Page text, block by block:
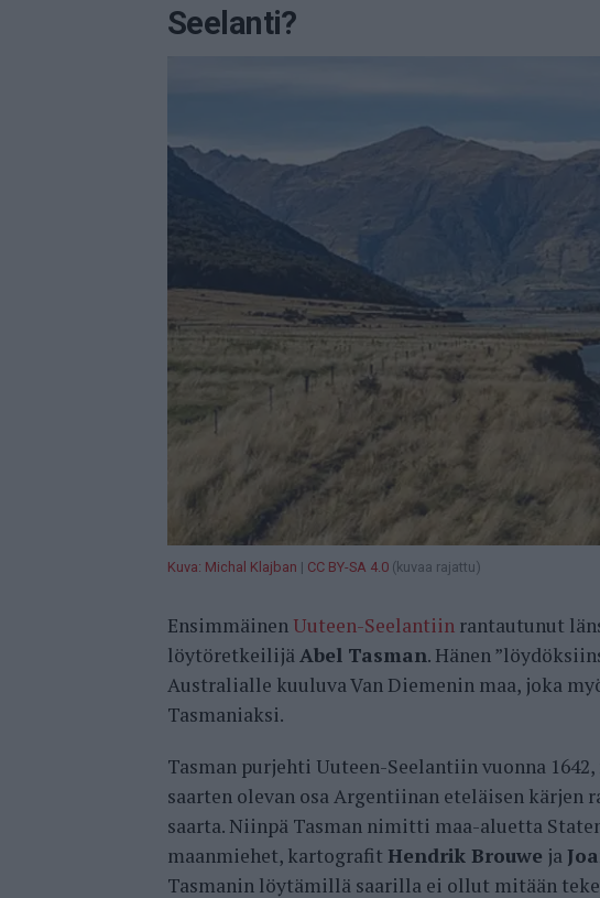
Seelanti?
Kuva: Michal Klajban | CC BY-SA 4.0 (kuvaa rajattu)
Ensimmäinen Uuteen-Seelantiin rantautunut
löytöretkeilijäAbel Tasman. Hänen
Australialle kuuluva Van Diemenin maa, joka
Tasmaniaksi.
Tasman purjehti Uuteen-Seelantiin vuonna
saarten olevan osa Argentiinan eteläisen kärjen
saarta. Niinpä Tasman nimitti maa-aluetta
maanmiehet, kartografit Hendrik Brouwe ja
Tasmanin löytämillä saarilla ei ollut mitään